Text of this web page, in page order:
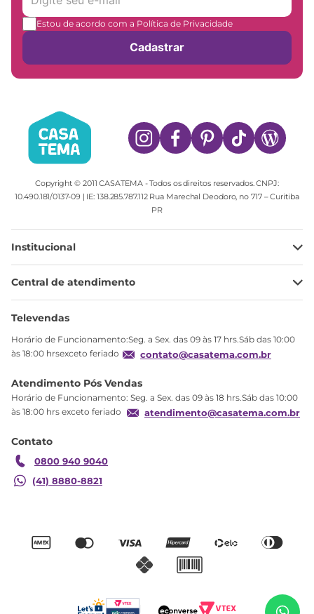
Estou de acordo com a Política de Privacidade
Cadastrar
Copyright © 2011 CASATEMA - Todos os direitos reservados. CNPJ:
10.490.181/0137-09 | IE: 138.285.787.112 Rua Marechal Deodoro, no 717 – Curitiba
PR
Institucional
Minha Conta
Meus pedidos
Troca
Garantia
Central de atendimento
Ajuda
Televendas
Horário de Funcionamento:Seg. a Sex. das 09 às 17 hrs.Sáb das 10:00
às 18:00 hrsexceto feriado
contato@casatema.com.br
Atendimento Pós Vendas
Horário de Funcionamento: Seg. a Sex. das 09 às 18 hrs.Sáb das 10:00
às 18:00 hrs exceto feriado
atendimento@casatema.com.br
Contato
0800 940 9040
(41) 8880-8821